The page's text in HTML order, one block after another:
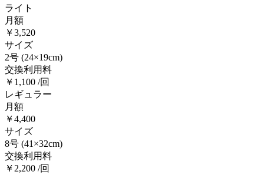
ライト
月額
￥3,520
サイズ
2号 (24×19cm)
交換利用料
￥1,100 /回
レギュラー
月額
￥4,400
サイズ
8号 (41×32cm)
交換利用料
￥2,200 /回